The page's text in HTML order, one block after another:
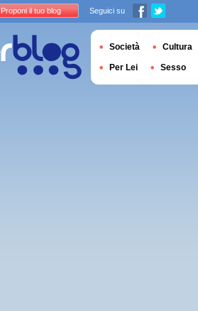
Proponi il tuo blog Seguici su
Società Cultura
Per Lei Sesso